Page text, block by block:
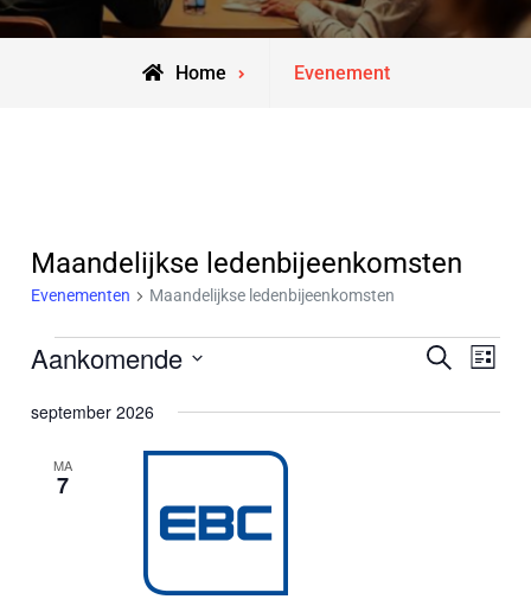
Home Evenement
Maandelijkse ledenbijeenkomsten
Evenementen Maandelijkse ledenbijeenkomsten
Evenementen Zoeken
Lijst
Aankomende
een
september 2026
MA
7